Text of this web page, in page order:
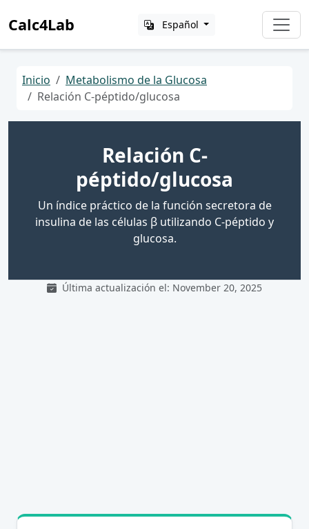
Calc4Lab Español
Inicio
Metabolismo de la Glucosa
Relación C-péptido/glucosa
Relación C-
péptido/glucosa
Un índice práctico de la función secretora de
insulina de las células β utilizando C-péptido y
glucosa.
Última actualización el: November 20, 2025